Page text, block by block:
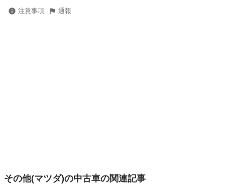
注意事項 通報
その他(マツダ)の中古車の関連記事